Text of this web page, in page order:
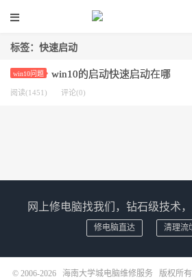
标签：快速启动
win10问题 win10的启动快速启动在哪
阅读(1451) 评论(0)
网上修电脑找我们，钻石级技术
修电脑直达 清理流
© 2006-2026 海南大学城电脑维修服务 版权所有